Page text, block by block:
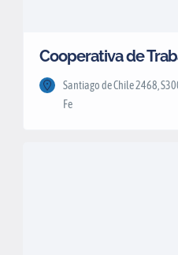
Cooperativa de
Santiago de Chile 2468,
Fe